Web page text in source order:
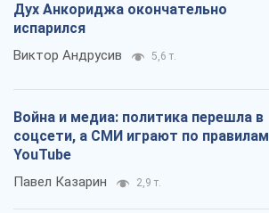
Дух Анкориджа окончательно
испарился
Виктор Андрусив 5,6 т.
Война и медиа: политика перешла в
соцсети, а СМИ играют по правилам
YouTube
Павел Казарин 2,9 т.